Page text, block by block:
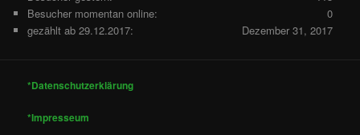
0
Besucher momentan online:
Dezember 31, 2017
gezählt ab 29.12.2017:
*Datenschutzerklärung
*Impresseum